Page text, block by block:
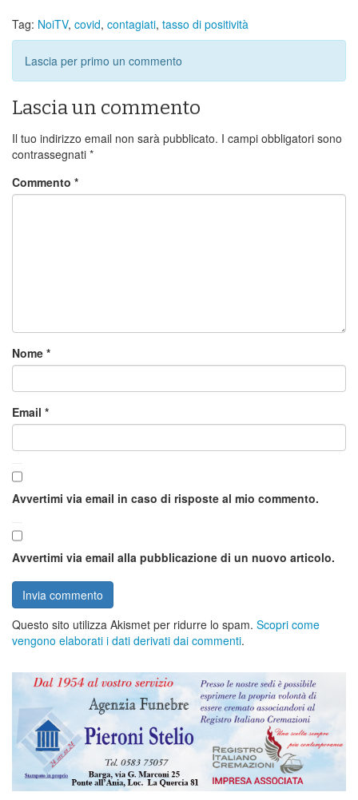
Tag: NoiTV, covid, contagiati, tasso di positività
Lascia per primo un commento
Lascia un commento
Il tuo indirizzo email non sarà pubblicato. I campi obbligatori sono
contrassegnati *
Commento *
Nome *
Email *
Avvertimi via email in caso di risposte al mio commento.
Avvertimi via email alla pubblicazione di un nuovo articolo.
Questo sito utilizza Akismet per ridurre lo spam. Scopri come
vengono elaborati i dati derivati dai commenti.